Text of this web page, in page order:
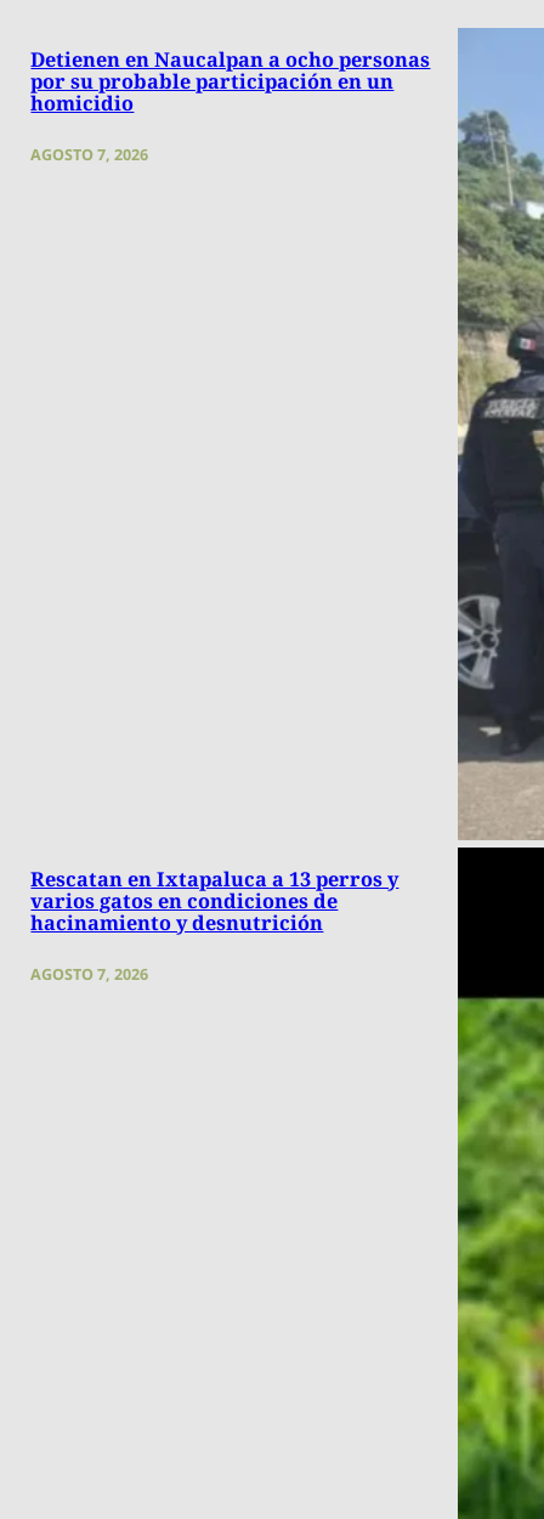
Detienen en Naucalpan a ocho personas
por su probable participación en un
homicidio
AGOSTO 7, 2026
Rescatan en Ixtapaluca a 13 perros y
varios gatos en condiciones de
hacinamiento y desnutrición
AGOSTO 7, 2026